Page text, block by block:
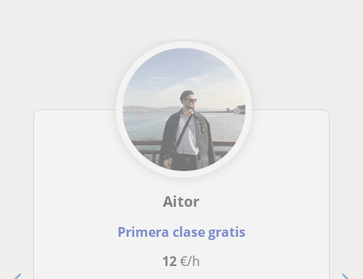
Aitor
Primera clase gratis
12€/h